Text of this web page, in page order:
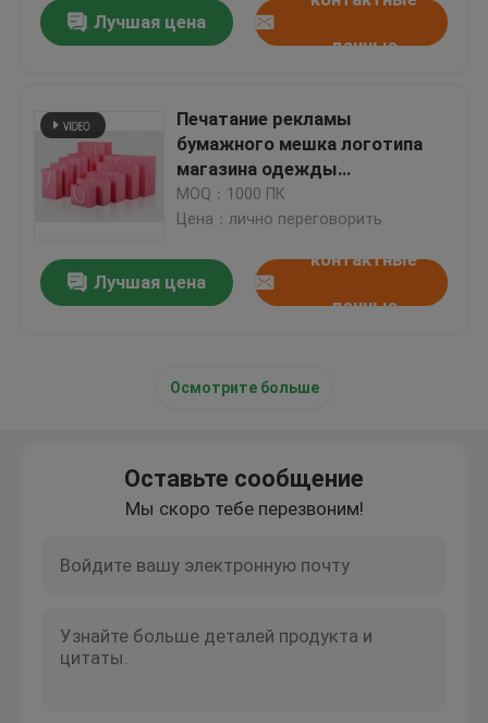
Дом
Продукты
Лучшая цена
данные
Печатание рекламы
бумажного мешка логотипа
магазина одежды
изготовленное на заказ
упаковывая
MOQ：1000 ПК
Цена：лично переговорить
Лучшая цена
контактные
данные
Осмотрите больше
Оставьте сообщение
Мы скоро тебе перезвоним!